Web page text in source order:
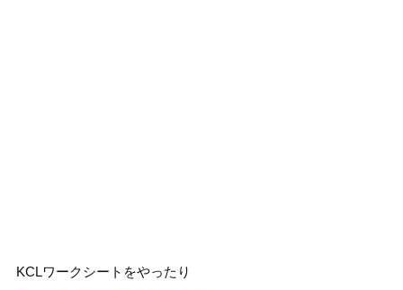
KCLワークシートをやったり